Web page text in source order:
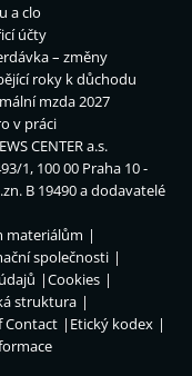
a clo
účty
– změny
roky k důchodu
mzda 2027
v práci
CENTER a.s.
1, 100 00 Praha 10 -
B 19490 a dodavatelé
materiálům
společnosti
Cookies
struktura
Contact
Etický kodex